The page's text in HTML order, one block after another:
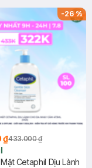
-26%
₫433.000 ₫
Cetaphil Dịu Lành